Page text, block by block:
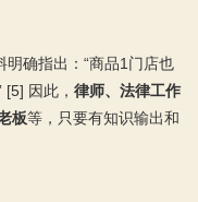
明确指出：“商品1门店也
因此， 律师、法律工作
板等，只要有知识输出和